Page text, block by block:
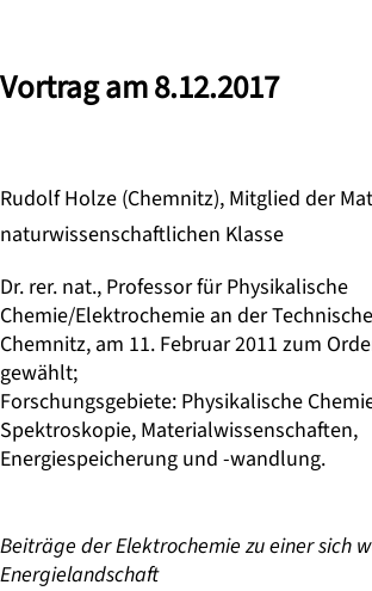
Vortrag am 8.12.2017
Rudolf Holze (Chemnitz), Mitglied der
naturwissenschaftlichen Klasse
Dr. rer. nat., Professor für Physikalische
Chemie/Elektrochemie an der
Chemnitz, am 11. Februar 2011 zum
gewählt;
Forschungsgebiete: Physikalische
Spektroskopie, Materialwissenschaften,
Energiespeicherung und -wandlung.
Beiträge der Elektrochemie zu einer sich
Energielandschaft